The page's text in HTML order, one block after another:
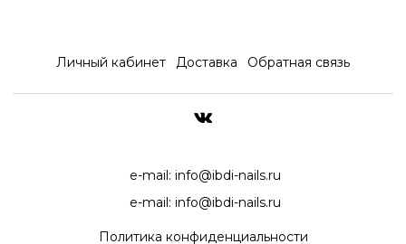
Личный кабинет Доставка Обратная связь
e-mail: info@ibdi-nails.ru
e-mail: info@ibdi-nails.ru
Политика конфиденциальности